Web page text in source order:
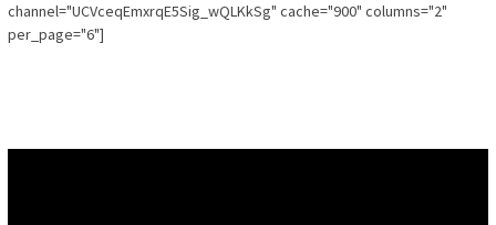
channel="UCVceqEmxrqE5Sig_wQLKkSg" cache="900" columns="2"
per_page="6"]